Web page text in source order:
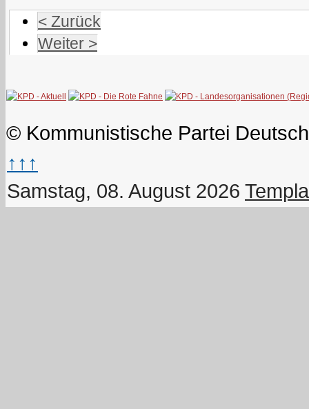
< Zurück
Weiter >
© Kommunistische Partei
↑↑↑
Samstag, 08. August 2026